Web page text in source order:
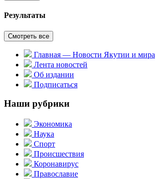
Результаты
Смотреть все
Главная — Новости Якутии и мира
Лента новостей
Об издании
Подписаться
Наши рубрики
Экономика
Наука
Спорт
Происшествия
Коронавирус
Православие